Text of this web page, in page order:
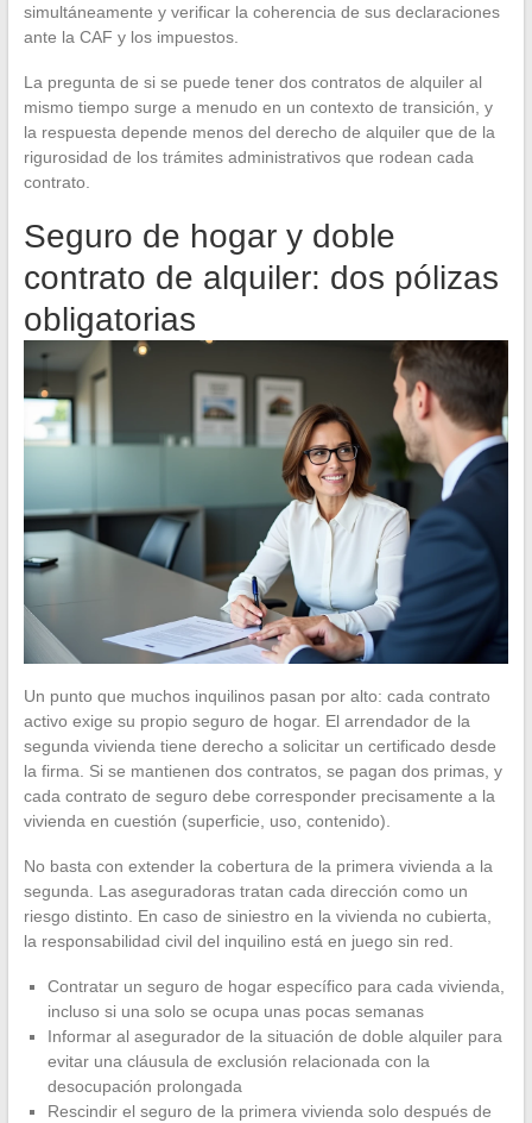
simultáneamente y verificar la coherencia de sus declaraciones
ante la CAF y los impuestos.
La pregunta de si se puede tener dos contratos de alquiler al
mismo tiempo surge a menudo en un contexto de transición, y
la respuesta depende menos del derecho de alquiler que de la
rigurosidad de los trámites administrativos que rodean cada
contrato.
Seguro de hogar y doble
contrato de alquiler: dos pólizas
obligatorias
Un punto que muchos inquilinos pasan por alto: cada contrato
activo exige su propio seguro de hogar. El arrendador de la
segunda vivienda tiene derecho a solicitar un certificado desde
la firma. Si se mantienen dos contratos, se pagan dos primas, y
cada contrato de seguro debe corresponder precisamente a la
vivienda en cuestión (superficie, uso, contenido).
No basta con extender la cobertura de la primera vivienda a la
segunda. Las aseguradoras tratan cada dirección como un
riesgo distinto. En caso de siniestro en la vivienda no cubierta,
la responsabilidad civil del inquilino está en juego sin red.
Contratar un seguro de hogar específico para cada vivienda,
incluso si una solo se ocupa unas pocas semanas
Informar al asegurador de la situación de doble alquiler para
evitar una cláusula de exclusión relacionada con la
desocupación prolongada
Rescindir el seguro de la primera vivienda solo después de